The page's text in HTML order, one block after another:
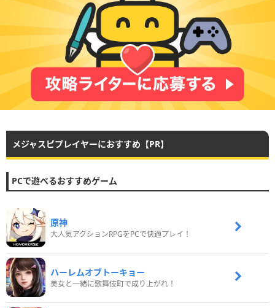
メジャスピプレイヤーにおすすめ【PR】
PCで遊べるおすすめゲーム
原神
大人気アクションRPGをPCで快適プレイ！
ハーレムオブトーキョー
美女と一緒に歌舞伎町で成り上がれ！